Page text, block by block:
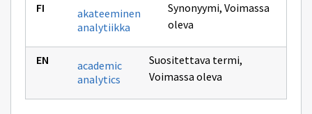
akateeminen
analytiikka
Synonyymi, Voimassa
oleva
academic
analytics
Suositettava termi,
Voimassa oleva